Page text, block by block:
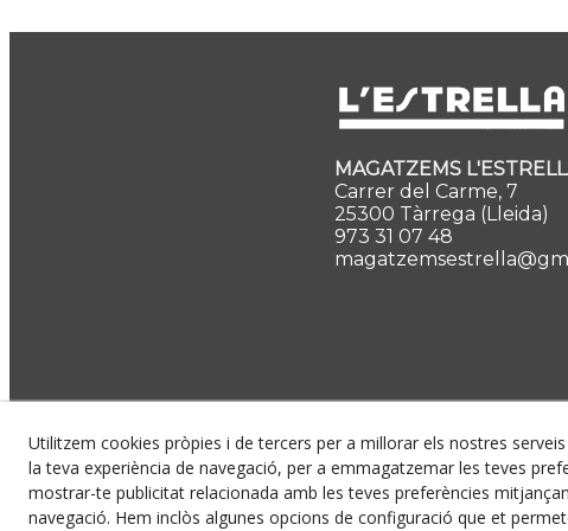
MAGATZEMS
Carrer del Carme, 7
25300 Tàrrega (Lleida)
973 31 07 48
Utilitzem cookies pròpies i de tercers per a millorar els nostres
la teva experiència de navegació, per a emmagatzemar les teves
mostrar-te publicitat relacionada amb les teves preferències
navegació. Hem inclòs algunes opcions de configuració que et